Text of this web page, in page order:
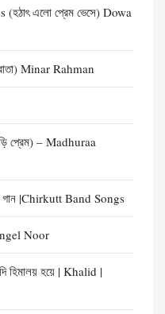
এলো প্রেম ভেসে) Dowa
Minar Rahman
প্রেম) – Madhuraa
|Chirkutt Band Songs
Noor
হয়ে | Khalid |